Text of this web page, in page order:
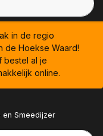
in de regio
de Hoekse Waard!
bestel al je
online.
Smeedijzer